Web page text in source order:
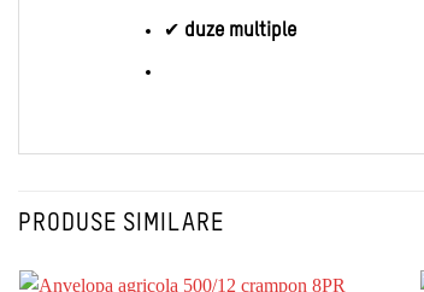
✔ duze multiple
PRODUSE SIMILARE